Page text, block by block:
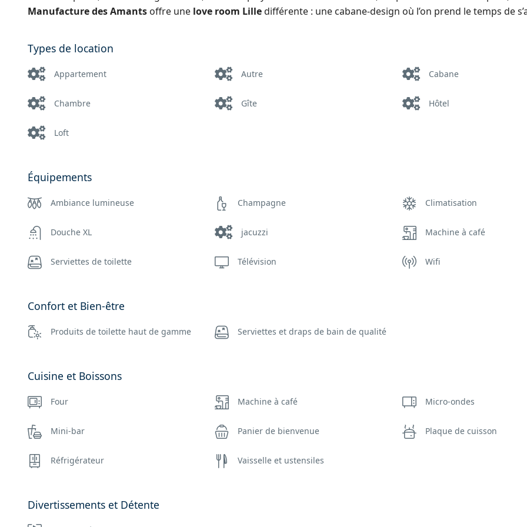
Manufacture des Amants offre une love room Lilledifférente : une cabane-design où l’on prend le temps de
Types de location
Appartement Autre Cabane
Chambre Gîte Hôtel
Loft
Équipements
Ambiance lumineuse Champagne Climatisation
Douche XL jacuzzi Machine à café
Serviettes de toilette Télévision Wifi
Confort et Bien-être
Produits de toilette haut de gamme Serviettes et draps de bain de qualité
Cuisine et Boissons
Four Machine à café Micro-ondes
Mini-bar Panier de bienvenue Plaque de cuisson
Réfrigérateur Vaisselle et ustensiles
Divertissements et Détente